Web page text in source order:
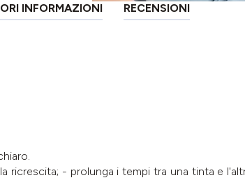
INFORMAZIONI RECENSIONI
ricrescita; - prolunga i tempi tra una tinta e